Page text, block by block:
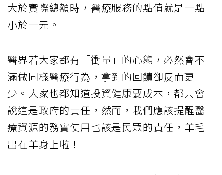
大於實際總額時，醫療服務的點值就是一點
小於一元。
醫界若大家都有「衝量」的心態，必然會不
滿做同樣醫療行為，拿到的回饋卻反而更
少。大家也都知道投資健康要成本，都只會
說這是政府的責任，然而，我們應該提醒醫
療資源的務實使用也該是民眾的責任，羊毛
出在羊身上啦！